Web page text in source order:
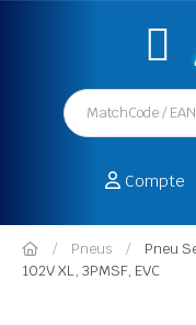
Compte
Pneus
Pneu
102V XL, 3PMSF, EVC